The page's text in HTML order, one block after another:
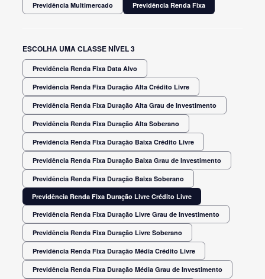
Previdência Multimercado Previdência Renda Fixa
ESCOLHA UMA CLASSE NÍVEL 3
Previdência Renda Fixa Data Alvo
Previdência Renda Fixa Duração Alta Crédito Livre
Previdência Renda Fixa Duração Alta Grau de Investimento
Previdência Renda Fixa Duração Alta Soberano
Previdência Renda Fixa Duração Baixa Crédito Livre
Previdência Renda Fixa Duração Baixa Grau de Investimento
Previdência Renda Fixa Duração Baixa Soberano
Previdência Renda Fixa Duração Livre Crédito Livre
Previdência Renda Fixa Duração Livre Grau de Investimento
Previdência Renda Fixa Duração Livre Soberano
Previdência Renda Fixa Duração Média Crédito Livre
Previdência Renda Fixa Duração Média Grau de Investimento